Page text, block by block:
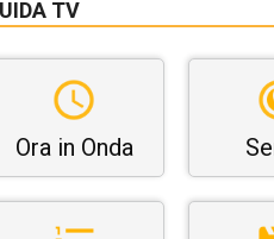
TV
Ora in Onda